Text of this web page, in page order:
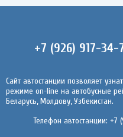
+7 (926) 917-
Сайт автостанции позволяет
режиме on-line на автобусные
Беларусь, Молдову, Узбекистан.
Телефон автостанции: +7